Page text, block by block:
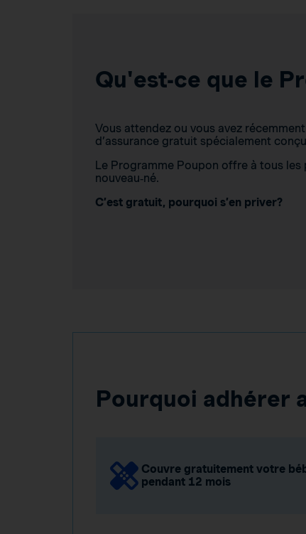
Qu'est-ce que le
Vous attendez ou vous avez
d’assurance gratuit spécialement
Le Programme Poupon offre à tous
nouveau‑né.
C’est gratuit, pourquoi s’en priver?
Pourquoi adhérer
Couvre gratuitement votre
pendant 12 mois